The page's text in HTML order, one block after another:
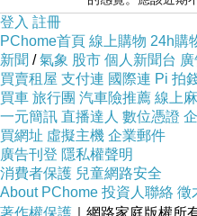
了。嘻...
登入 註冊
PChome首頁 線上購物 24h購
新聞 /氣象 股市 個人新聞台
買賣租屋 支付連 國際連 Pi 拍
買車 旅行團 汽車險推薦 線上
一元簡訊 直播達人 數位憑證
買網址 虛擬主機 企業郵件
廣告刊登 隱私權聲明
消費者保護 兒童網路安全
About PChome 投資人聯絡 徵
著作權保護 ｜網路家庭版權所